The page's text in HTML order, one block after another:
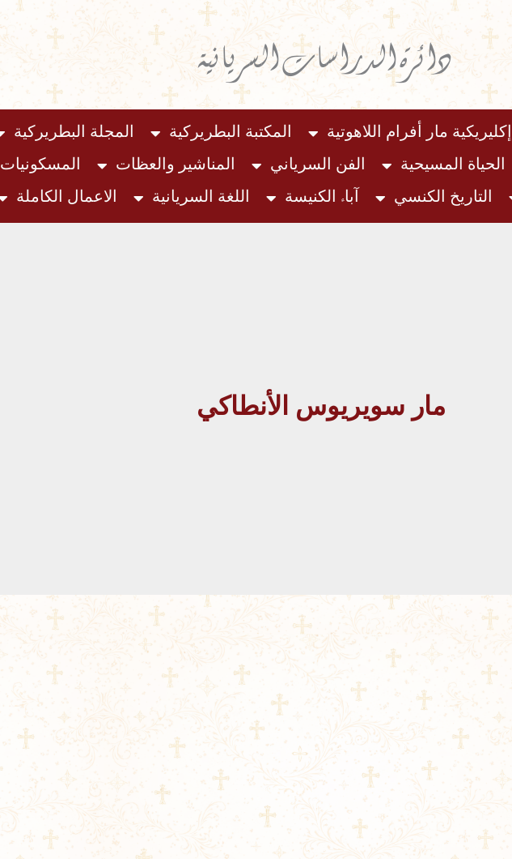
دائرة الدراسات السريانية
إكليريكية مار أفرام اللاهوتية المكتبة البطريركية المجلة البطريركية
الحياة المسيحية الفن السرياني المناشير والعظات المسكونيات
التاريخ الكنسي آباء الكنيسة اللغة السريانية الاعمال الكاملة
مار سويريوس الأنطاكي